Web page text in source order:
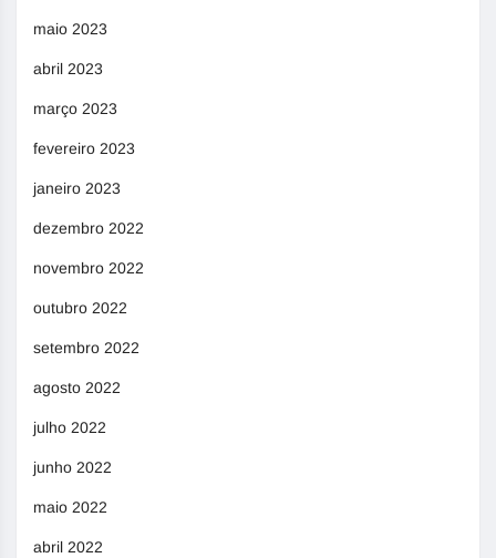
maio 2023
abril 2023
março 2023
fevereiro 2023
janeiro 2023
dezembro 2022
novembro 2022
outubro 2022
setembro 2022
agosto 2022
julho 2022
junho 2022
maio 2022
abril 2022